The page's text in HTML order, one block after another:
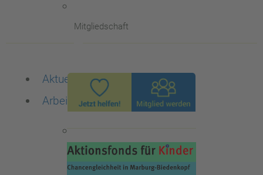
Mitgliedschaft
Aktuelles
Arbeitsbereiche
Die Familienberatungsstelle